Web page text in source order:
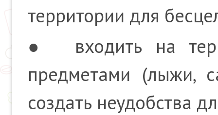
территории для
● входить на
предметами (лыжи,
создать неудобства